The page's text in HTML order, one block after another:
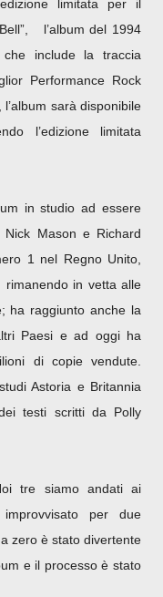
limitata per il
l’album del 1994
include la traccia
Performance Rock
sarà disponibile
l’edizione limitata
in studio ad essere
Nick Mason e Richard
1 nel Regno Unito,
rimanendo in vetta alle
ha raggiunto anche la
Paesi e ad oggi ha
di copie vendute.
Astoria e Britannia
testi scritti da Polly
tre siamo andati ai
per due
zero è stato divertente
e il processo è stato